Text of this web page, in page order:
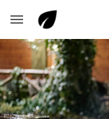
Skip to main content